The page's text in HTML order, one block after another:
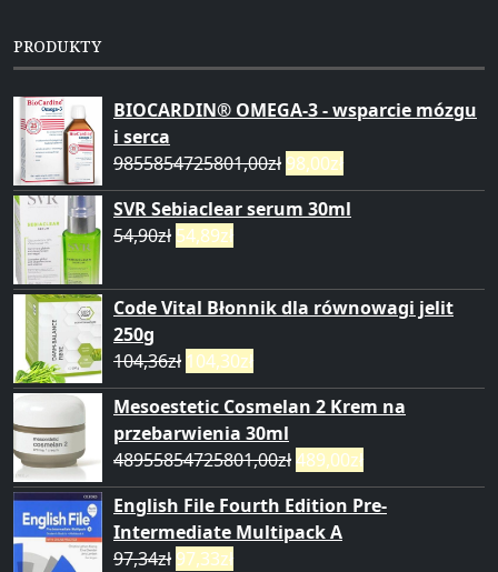
PRODUKTY
BIOCARDIN® OMEGA-3 - wsparcie mózgu
i serca
9855854725801,00zł 98,00zł
SVR Sebiaclear serum 30ml
54,90zł 54,89zł
Code Vital Błonnik dla równowagi jelit
250g
104,36zł 104,30zł
Mesoestetic Cosmelan 2 Krem na
przebarwienia 30ml
48955854725801,00zł489,00zł
English File Fourth Edition Pre-
Intermediate Multipack A
97,34zł 97,33zł